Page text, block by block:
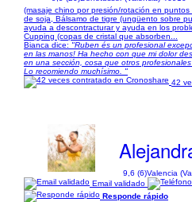
(masaje chino por presión/rotación en
de soja, Bálsamo de tigre (ungüento sobre
ayuda a descontracturar y ayuda en los
Cupping (copas de cristal que absorben...
Bianca dice: "Ruben és un profesional
en las manos! Ha hecho con que mi dolor
en una sección, cosa que otros
Lo recomiendo muchísimo. "
42
9,6 (6)Valencia
Email validado
Responde rápido